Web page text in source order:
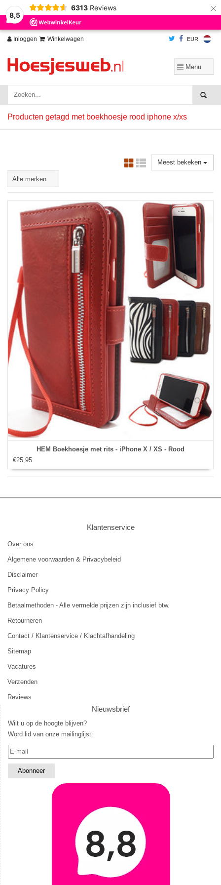
8,5
6313 Reviews ×
Inloggen Winkelwagen EUR
Producten getagd met boekhoesje rood iphone x/xs
Meest bekeken
HEM Boekhoesje met rits - iPhone X / XS - Rood
€25,95
Klantenservice
Over ons
Algemene voorwaarden & Privacybeleid
Disclaimer
Privacy Policy
Betaalmethoden - Alle vermelde prijzen zijn inclusief btw.
Retourneren
Contact / Klantenservice / Klachtafhandeling
Sitemap
Vacatures
Verzenden
Reviews
Nieuwsbrief
Wilt u op de hoogte blijven?
Word lid van onze mailinglijst:
Wij slaan cookies op om onze website te verbeteren. Is dat akkoord?
Ja
Nee